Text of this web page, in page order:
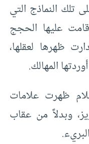
تلك النماذج التي
عليها الحجج
ظهرها لعقلها،
المهالك.
ظهرت علامات
وبدلاً من عقاب